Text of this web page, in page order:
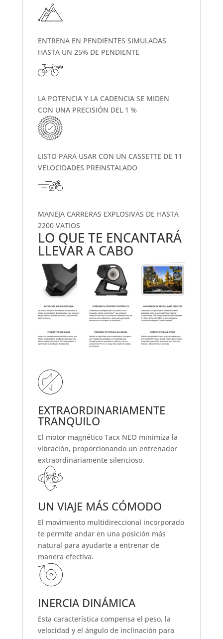
ENTRENA EN PENDIENTES SIMULADAS
HASTA UN 25% DE PENDIENTE
LA POTENCIA Y LA CADENCIA SE MIDEN
CON UNA PRECISIÓN DEL 1 %
LISTO PARA USAR CON UN CASSETTE DE 11
VELOCIDADES PREINSTALADO
MANEJA CARRERAS EXPLOSIVAS DE HASTA
2200 VATIOS
LO QUE TE ENCANTARÁ
LLEVAR A CABO
EXTRAORDINARIAMENTE
TRANQUILO
El motor magnético Tacx NEO minimiza la
vibración, proporcionando un entrenador
extraordinariamente silencioso.
UN VIAJE MÁS CÓMODO
El movimiento multidireccional incorporado
te permite andar en una posición más
natural para ayudarte a entrenar de
manera efectiva.
INERCIA DINÁMICA
Esta característica compensa el peso, la
velocidad y el ángulo de inclinación para